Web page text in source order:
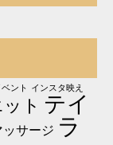
ベント インスタ映え
ト テイ
ッサージ ラ